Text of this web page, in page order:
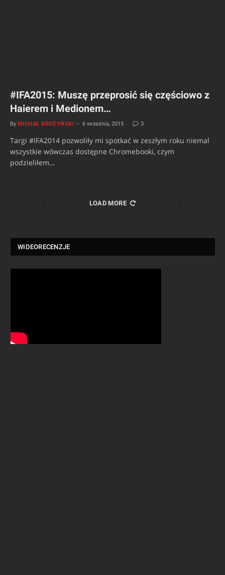
#IFA2015: Muszę przeprosić się częściowo z
Haierem i Medionem…
By MICHAŁ BROŻYŃSKI 6 września, 2015 3
Targi #IFA2014 pozwoliły mi spotkać w zeszłym roku niemal
wszystkie wówczas dostępne Chromebooki, czym
podzieliłem…
LOAD MORE
WIDEORECENZJE